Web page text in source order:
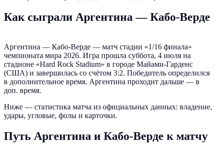
Как сыграли Аргентина — Кабо-Верде
Аргентина — Кабо-Верде — матч стадии «1/16 финала»
чемпионата мира 2026. Игра прошла суббота, 4 июля на
стадионе «Hard Rock Stadium» в городе Майами-Гарденс
(США) и завершилась со счётом 3:2. Победитель определился
в дополнительное время. Аргентина проходит дальше — в
доп. время.
Ниже — статистика матча из официальных данных: владение,
удары, угловые, фолы и карточки.
Путь Аргентина и Кабо-Верде к матчу